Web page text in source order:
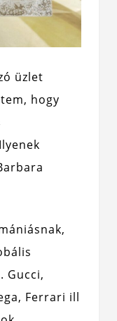
üzlet
hogy
Gucci,
Ferrari ill